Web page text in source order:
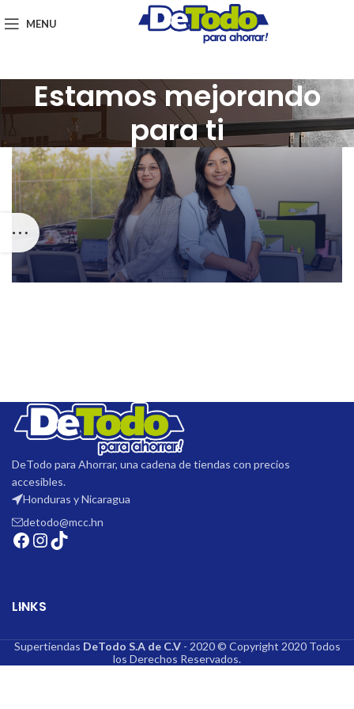
MENU
Estamos mejorando
para ti
DeTodo para Ahorrar, una cadena de tiendas con precios
accesibles.
Honduras y Nicaragua
detodo@mcc.hn
LINKS
Supertiendas DeTodo S.A de C.V - 2020 © Copyright 2020 Todos
los Derechos Reservados.